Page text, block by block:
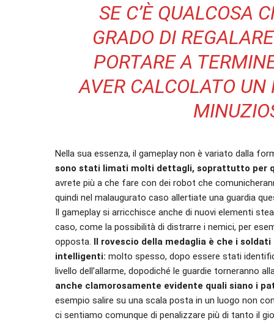
SE C’È QUALCOSA
GRADO DI
PORTARE A
AVER CALCOLATO
Nella sua essenza, il gameplay non è variato dalla
sono stati limati molti dettagli, soprattutto per
avrete più a che fare con dei robot che
quindi nel malaugurato caso allertiate una guardia
Il gameplay si arricchisce anche di nuovi elementi
caso, come la possibilità di distrarre i nemici, per
opposta. Il rovescio della medaglia è che i
intelligenti: molto spesso, dopo essere stati
livello dell’allarme, dopodiché le guardie torneranno
anche clamorosamente evidente quali siano i
esempio salire su una scala posta in un luogo non
ci sentiamo comunque di penalizzare più di tanto il